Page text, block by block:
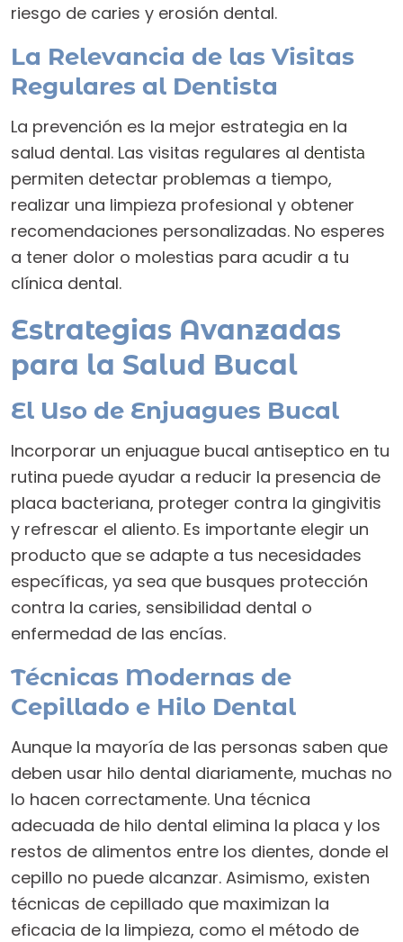
riesgo de caries y erosión dental.
La Relevancia de las Visitas
Regulares al Dentista
La prevención es la mejor estrategia en la
salud dental. Las visitas regulares al dentista
permiten detectar problemas a tiempo,
realizar una limpieza profesional y obtener
recomendaciones personalizadas. No esperes
a tener dolor o molestias para acudir a tu
clínica dental.
Estrategias Avanzadas
para la Salud Bucal
El Uso de Enjuagues Bucal
Incorporar un enjuague bucal antiseptico en tu
rutina puede ayudar a reducir la presencia de
placa bacteriana, proteger contra la gingivitis
y refrescar el aliento. Es importante elegir un
producto que se adapte a tus necesidades
específicas, ya sea que busques protección
contra la caries, sensibilidad dental o
enfermedad de las encías.
Técnicas Modernas de
Cepillado e Hilo Dental
Aunque la mayoría de las personas saben que
deben usar hilo dental diariamente, muchas no
lo hacen correctamente. Una técnica
adecuada de hilo dental elimina la placa y los
restos de alimentos entre los dientes, donde el
cepillo no puede alcanzar. Asimismo, existen
técnicas de cepillado que maximizan la
eficacia de la limpieza, como el método de